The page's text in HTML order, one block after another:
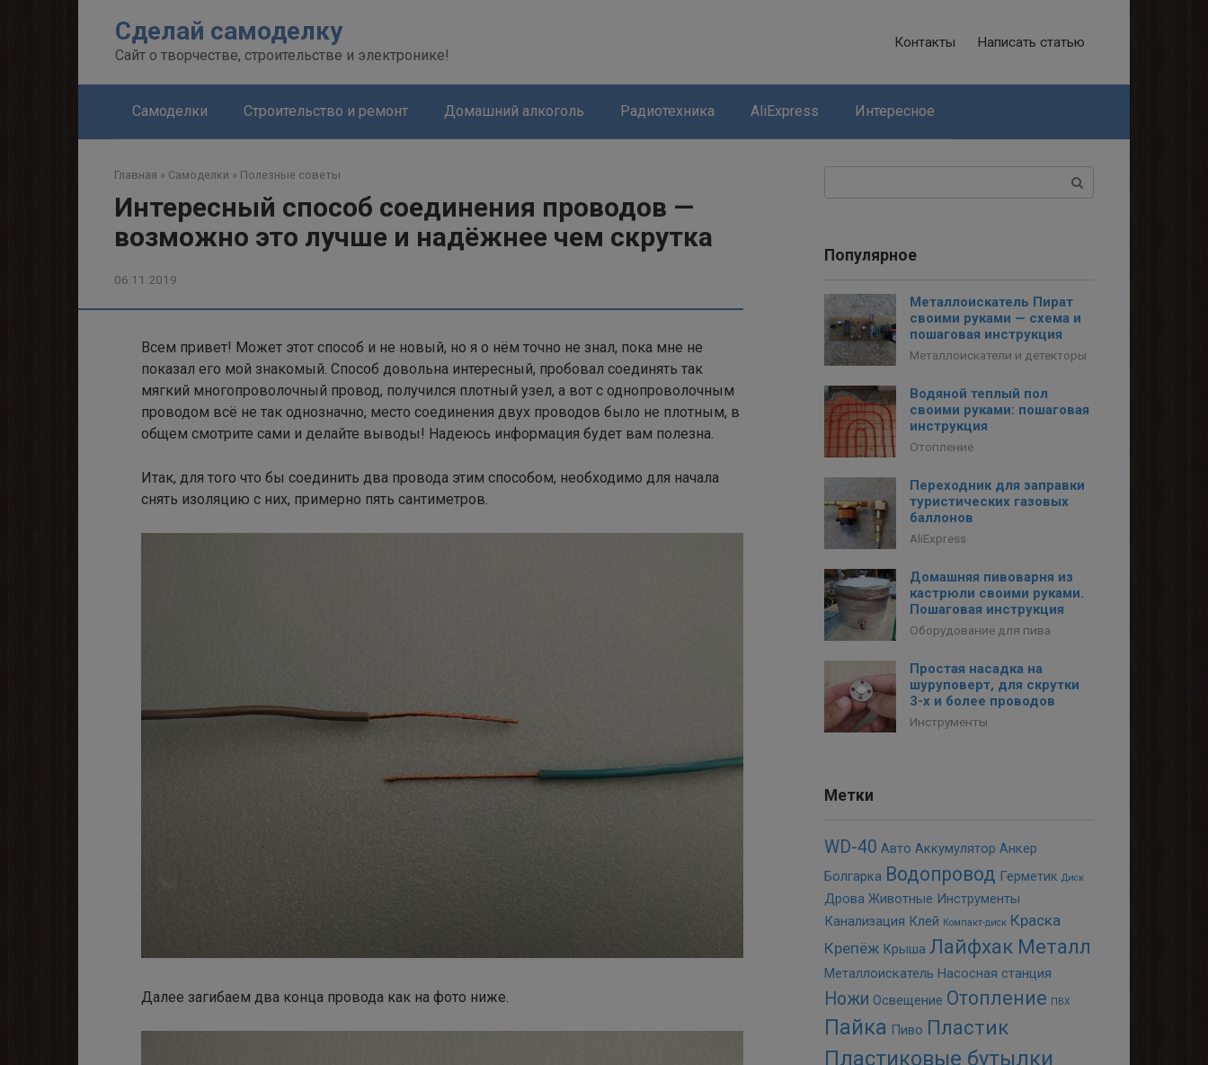
Сделай самоделку
Сайт о творчестве, строительстве и электронике!
Контакты Написать статью
Самоделки Строительство и ремонт Домашний алкоголь Радиотехника AliExpress Интересное
Главная » Самоделки » Полезные советы
Интересный способ соединения проводов —
возможно это лучше и надёжнее чем скрутка
06.11.2019
Всем привет! Может этот способ и не новый, но я о нём точно не знал, пока мне не
показал его мой знакомый. Способ довольна интересный, пробовал соединять так
мягкий многопроволочный провод, получился плотный узел, а вот с однопроволочным
проводом всё не так однозначно, место соединения двух проводов было не плотным, в
общем смотрите сами и делайте выводы! Надеюсь информация будет вам полезна.
Итак, для того что бы соединить два провода этим способом, необходимо для начала
снять изоляцию с них, примерно пять сантиметров.
Далее загибаем два конца провода как на фото ниже.
Популярное
Металлоискатель Пират
своими руками — схема и
пошаговая инструкция
Металлоискатели и детекторы
Водяной теплый пол
своими руками: пошаговая
инструкция
Отопление
Переходник для заправки
туристических газовых
баллонов
AliExpress
Домашняя пивоварня из
кастрюли своими руками.
Пошаговая инструкция
Оборудование для пива
Простая насадка на
шуруповерт, для скрутки
3-х и более проводов
Инструменты
Метки
WD-40 Авто Аккумулятор Анкер
Болгарка Водопровод Герметик Диск
Дрова Животные Инструменты
Канализация Клей Компакт-диск Краска
Крепёж Крыша Лайфхак Металл
Металлоискатель Насосная станция
Ножи Освещение Отопление ПВХ
Пайка Пиво Пластик
Пластиковые бутылки